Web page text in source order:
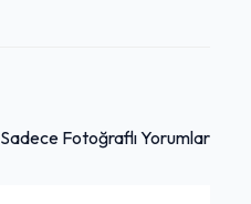
Sadece Fotoğraflı Yorumlar